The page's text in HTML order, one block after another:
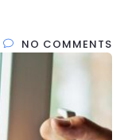
NO COMMENTS